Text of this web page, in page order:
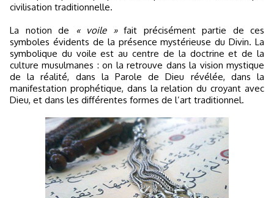
civilisation traditionnelle.
La notion de
« voile »fait précisément partie de ces
symboles évidents de la présence mystérieuse du Divin. La
symbolique du voile est au centre de la doctrine et de la
culture musulmanes : on la retrouve dans la vision mystique
de la réalité, dans la Parole de Dieu révélée, dans la
manifestation prophétique, dans la relation du croyant avec
Dieu, et dans les différentes formes de l’art traditionnel.